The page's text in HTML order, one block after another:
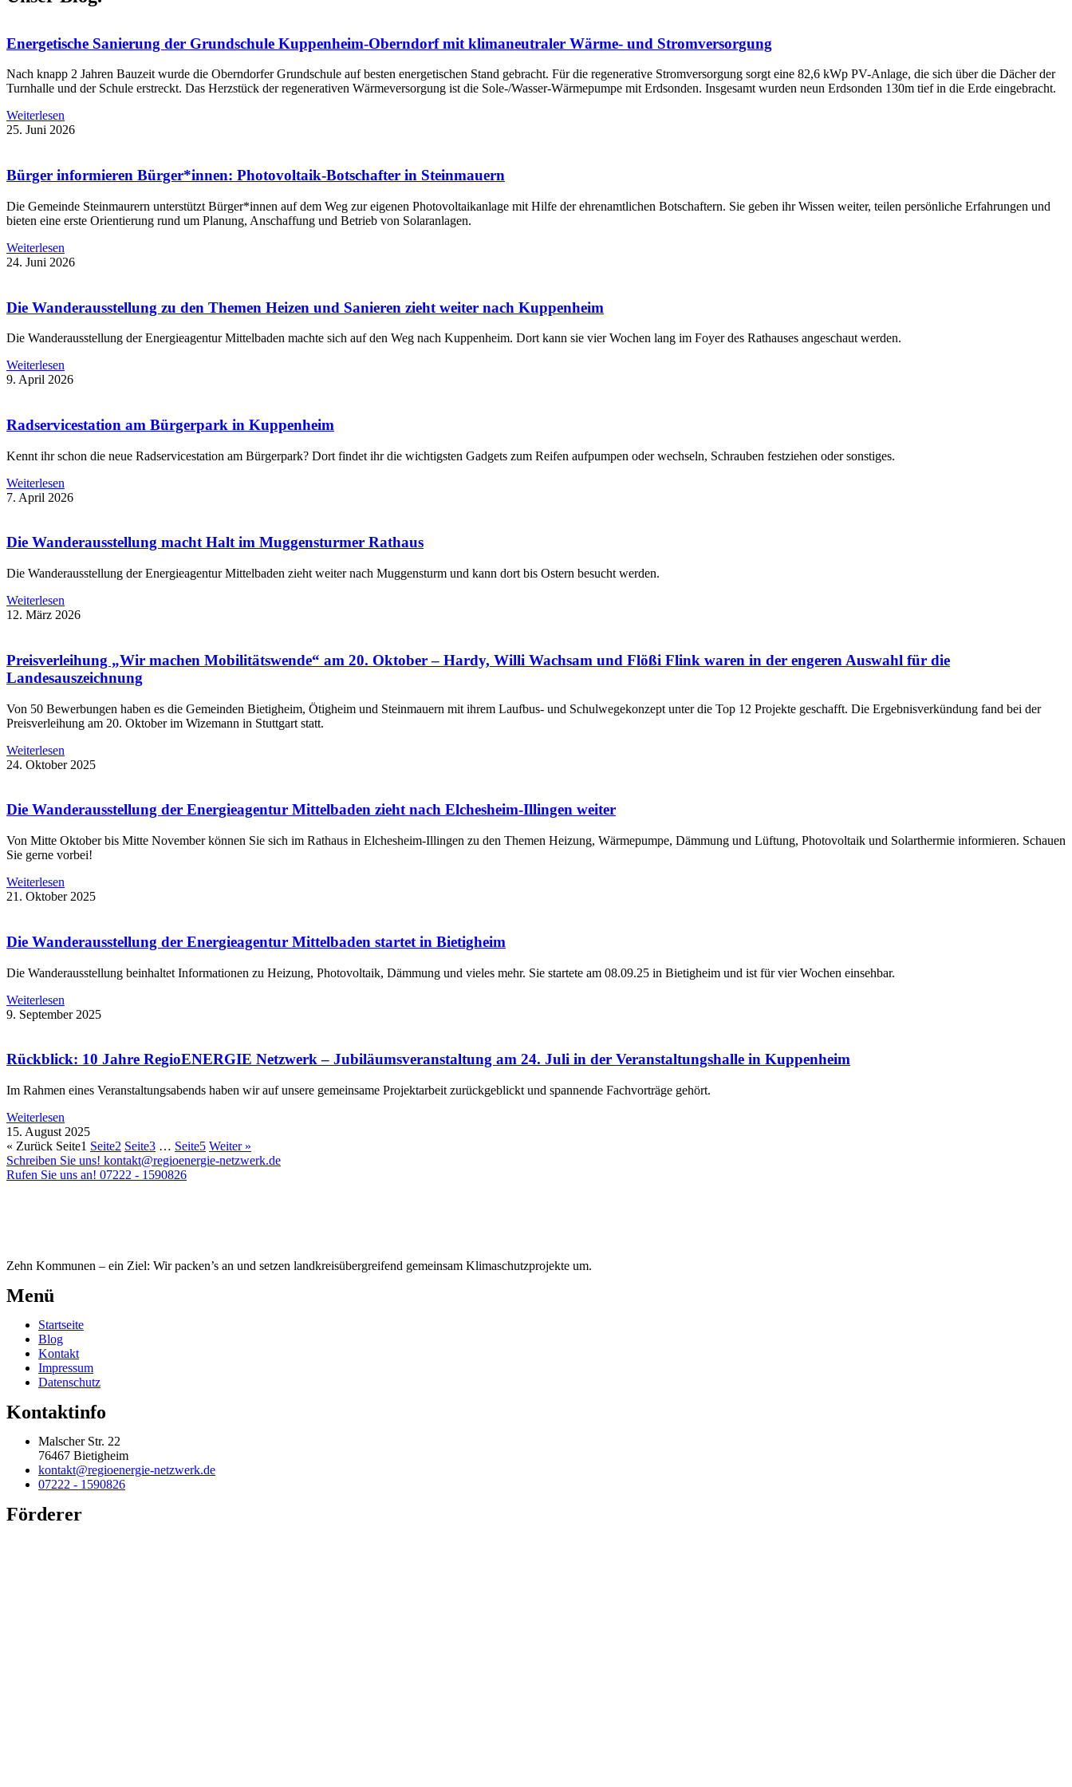
Energetische Sanierung der Grundschule Kuppenheim-Oberndorf mit klimaneutraler Wärme- und Stromversorgung
Nach knapp 2 Jahren Bauzeit wurde die Oberndorfer Grundschule auf besten energetischen Stand gebracht. Für die regenerative Stromversorgung sorgt eine 82,6 kWp PV-Anlage, die sich über die Dächer der
Turnhalle und der Schule erstreckt. Das Herzstück der regenerativen Wärmeversorgung ist die Sole-/Wasser-Wärmepumpe mit Erdsonden. Insgesamt wurden neun Erdsonden 130m tief in die Erde eingebracht.
Weiterlesen
25. Juni 2026
Bürger informieren Bürger*innen: Photovoltaik-Botschafter in Steinmauern
Die Gemeinde Steinmaurern unterstützt Bürger*innen auf dem Weg zur eigenen Photovoltaikanlage mit Hilfe der ehrenamtlichen Botschaftern. Sie geben ihr Wissen weiter, teilen persönliche Erfahrungen und
bieten eine erste Orientierung rund um Planung, Anschaffung und Betrieb von Solaranlagen.
Weiterlesen
24. Juni 2026
Die Wanderausstellung zu den Themen Heizen und Sanieren zieht weiter nach Kuppenheim
Die Wanderausstellung der Energieagentur Mittelbaden machte sich auf den Weg nach Kuppenheim. Dort kann sie vier Wochen lang im Foyer des Rathauses angeschaut werden.
Weiterlesen
9. April 2026
Radservicestation am Bürgerpark in Kuppenheim
Kennt ihr schon die neue Radservicestation am Bürgerpark? Dort findet ihr die wichtigsten Gadgets zum Reifen aufpumpen oder wechseln, Schrauben festziehen oder sonstiges.
Weiterlesen
7. April 2026
Die Wanderausstellung macht Halt im Muggensturmer Rathaus
Die Wanderausstellung der Energieagentur Mittelbaden zieht weiter nach Muggensturm und kann dort bis Ostern besucht werden.
Weiterlesen
12. März 2026
Preisverleihung „Wir machen Mobilitätswende“ am 20. Oktober – Hardy, Willi Wachsam und Flößi Flink waren in der engeren Auswahl für die
Landesauszeichnung
Von 50 Bewerbungen haben es die Gemeinden Bietigheim, Ötigheim und Steinmauern mit ihrem Laufbus- und Schulwegekonzept unter die Top 12 Projekte geschafft. Die Ergebnisverkündung fand bei der
Preisverleihung am 20. Oktober im Wizemann in Stuttgart statt.
Weiterlesen
24. Oktober 2025
Die Wanderausstellung der Energieagentur Mittelbaden zieht nach Elchesheim-Illingen weiter
Von Mitte Oktober bis Mitte November können Sie sich im Rathaus in Elchesheim-Illingen zu den Themen Heizung, Wärmepumpe, Dämmung und Lüftung, Photovoltaik und Solarthermie informieren. Schauen
Sie gerne vorbei!
Weiterlesen
21. Oktober 2025
Die Wanderausstellung der Energieagentur Mittelbaden startet in Bietigheim
Die Wanderausstellung beinhaltet Informationen zu Heizung, Photovoltaik, Dämmung und vieles mehr. Sie startete am 08.09.25 in Bietigheim und ist für vier Wochen einsehbar.
Weiterlesen
9. September 2025
Rückblick: 10 Jahre RegioENERGIE Netzwerk – Jubiläumsveranstaltung am 24. Juli in der Veranstaltungshalle in Kuppenheim
Im Rahmen eines Veranstaltungsabends haben wir auf unsere gemeinsame Projektarbeit zurückgeblickt und spannende Fachvorträge gehört.
Weiterlesen
15. August 2025
« Zurück Seite1 Seite2 Seite3 … Seite5 Weiter »
Schreiben Sie uns! kontakt@regioenergie-netzwerk.de
Rufen Sie uns an! 07222 - 1590826
Zehn Kommunen – ein Ziel: Wir packen’s an und setzen landkreisübergreifend gemeinsam Klimaschutzprojekte um.
Menü
Startseite
Blog
Kontakt
Impressum
Datenschutz
Kontaktinfo
Malscher Str. 22
76467 Bietigheim
kontakt@regioenergie-netzwerk.de
07222 - 1590826
Förderer